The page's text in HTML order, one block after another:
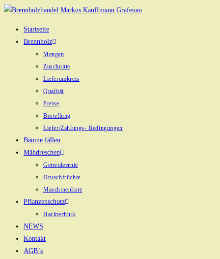
Zum
springen
Startseite
Brennholz
Mengen
Zuschnitte
Lieferumkreis
Qualität
Preise
Bestellung
Liefer/Zahlungs- Bedingungen
Bäume fällen
Mähdreschen
Getreideernte
Druschfrüchte
Maschinenliste
Pflanzenschutz
Hacktechnik
NEWS
Kontakt
AGB´s